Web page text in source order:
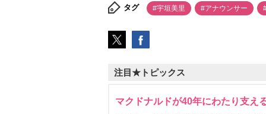
タグ #宇垣美里 #アナウンサー
注目★トピックス
マクドナルドが40年にわたり支え